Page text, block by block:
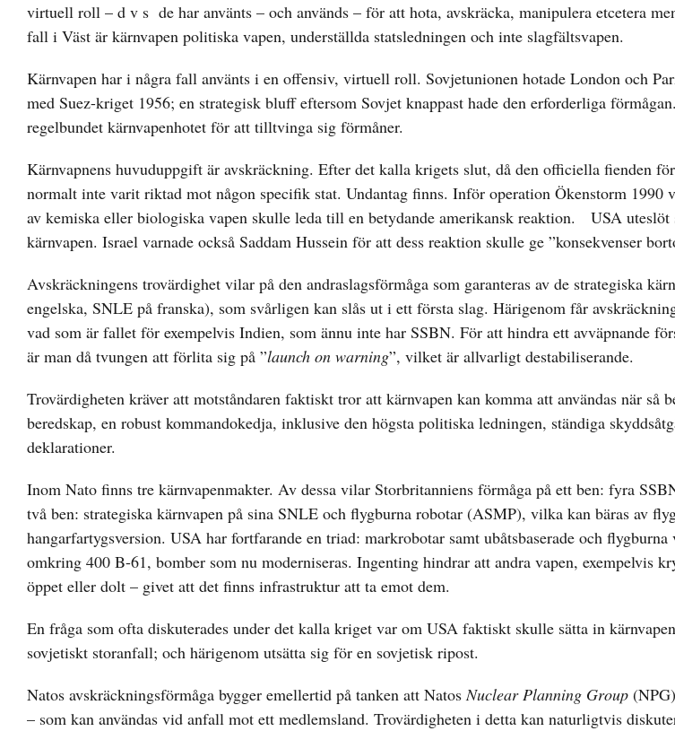
virtuell roll – d v s de har använts – och används – för att hota, avskräcka, manipulera etcetera
fall i Väst är kärnvapen politiska vapen, underställda statsledningen och inte slagfältsvapen.
Kärnvapen har i några fall använts i en offensiv, virtuell roll. Sovjetunionen hotade London och
med Suez-kriget 1956; en strategisk bluff eftersom Sovjet knappast hade den erforderliga
regelbundet kärnvapenhotet för att tilltvinga sig förmåner.
Kärnvapnens huvuduppgift är avskräckning. Efter det kalla krigets slut, då den officiella fienden
normalt inte varit riktad mot någon specifik stat. Undantag finns. Inför operation Ökenstorm 1990
av kemiska eller biologiska vapen skulle leda till en betydande amerikansk reaktion. USA uteslöt
kärnvapen. Israel varnade också Saddam Hussein för att dess reaktion skulle ge ”konsekvenser
Avskräckningens trovärdighet vilar på den andraslagsförmåga som garanteras av de strategiska
engelska, SNLE på franska), som svårligen kan slås ut i ett första slag. Härigenom får
vad som är fallet för exempelvis Indien, som ännu inte har SSBN. För att hindra ett avväpnande
är man då tvungen att förlita sig på ”launch on warning”, vilket är allvarligt destabiliserande.
Trovärdigheten kräver att motståndaren faktiskt tror att kärnvapen kan komma att användas när så
beredskap, en robust kommandokedja, inklusive den högsta politiska ledningen, ständiga
deklarationer.
Inom Nato finns tre kärnvapenmakter. Av dessa vilar Storbritanniens förmåga på ett ben: fyra
två ben: strategiska kärnvapen på sina SNLE och flygburna robotar (ASMP), vilka kan bäras av
hangarfartygsversion. USA har fortfarande en triad: markrobotar samt ubåtsbaserade och
omkring 400 B-61, bomber som nu moderniseras. Ingenting hindrar att andra vapen, exempelvis
öppet eller dolt – givet att det finns infrastruktur att ta emot dem.
En fråga som ofta diskuterades under det kalla kriget var om USA faktiskt skulle sätta in
sovjetiskt storanfall; och härigenom utsätta sig för en sovjetisk ripost.
Natos avskräckningsförmåga bygger emellertid på tanken att NatosNuclear Planning Group
– som kan användas vid anfall mot ett medlemsland. Trovärdigheten i detta kan naturligtvis